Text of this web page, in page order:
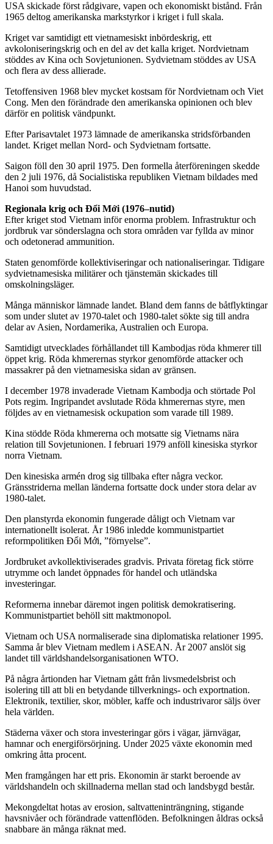
USA skickade först rådgivare, vapen och ekonomiskt bistånd. Från
1965 deltog amerikanska markstyrkor i kriget i full skala.
Kriget var samtidigt ett vietnamesiskt inbördeskrig, ett
avkoloniseringskrig och en del av det kalla kriget. Nordvietnam
stöddes av Kina och Sovjetunionen. Sydvietnam stöddes av USA
och flera av dess allierade.
Tetoffensiven 1968 blev mycket kostsam för Nordvietnam och Viet
Cong. Men den förändrade den amerikanska opinionen och blev
därför en politisk vändpunkt.
Efter Parisavtalet 1973 lämnade de amerikanska stridsförbanden
landet. Kriget mellan Nord- och Sydvietnam fortsatte.
Saigon föll den 30 april 1975. Den formella återföreningen skedde
den 2 juli 1976, då Socialistiska republiken Vietnam bildades med
Hanoi som huvudstad.
Regionala krig och Đổi Mới (1976–nutid)
Efter kriget stod Vietnam inför enorma problem. Infrastruktur och
jordbruk var sönderslagna och stora områden var fyllda av minor
och odetonerad ammunition.
Staten genomförde kollektiviseringar och nationaliseringar. Tidigare
sydvietnamesiska militärer och tjänstemän skickades till
omskolningsläger.
Många människor lämnade landet. Bland dem fanns de båtflyktingar
som under slutet av 1970-talet och 1980-talet sökte sig till andra
delar av Asien, Nordamerika, Australien och Europa.
Samtidigt utvecklades förhållandet till Kambodjas röda khmerer till
öppet krig. Röda khmerernas styrkor genomförde attacker och
massakrer på den vietnamesiska sidan av gränsen.
I december 1978 invaderade Vietnam Kambodja och störtade Pol
Pots regim. Ingripandet avslutade Röda khmerernas styre, men
följdes av en vietnamesisk ockupation som varade till 1989.
Kina stödde Röda khmererna och motsatte sig Vietnams nära
relation till Sovjetunionen. I februari 1979 anföll kinesiska styrkor
norra Vietnam.
Den kinesiska armén drog sig tillbaka efter några veckor.
Gränsstriderna mellan länderna fortsatte dock under stora delar av
1980-talet.
Den planstyrda ekonomin fungerade dåligt och Vietnam var
internationellt isolerat. År 1986 inledde kommunistpartiet
reformpolitiken Đổi Mới, ”förnyelse”.
Jordbruket avkollektiviserades gradvis. Privata företag fick större
utrymme och landet öppnades för handel och utländska
investeringar.
Reformerna innebar däremot ingen politisk demokratisering.
Kommunistpartiet behöll sitt maktmonopol.
Vietnam och USA normaliserade sina diplomatiska relationer 1995.
Samma år blev Vietnam medlem i ASEAN. År 2007 anslöt sig
landet till världshandelsorganisationen WTO.
På några årtionden har Vietnam gått från livsmedelsbrist och
isolering till att bli en betydande tillverknings- och exportnation.
Elektronik, textilier, skor, möbler, kaffe och industrivaror säljs över
hela världen.
Städerna växer och stora investeringar görs i vägar, järnvägar,
hamnar och energiförsörjning. Under 2025 växte ekonomin med
omkring åtta procent.
Men framgången har ett pris. Ekonomin är starkt beroende av
världshandeln och skillnaderna mellan stad och landsbygd består.
Mekongdeltat hotas av erosion, saltvatteninträngning, stigande
havsnivåer och förändrade vattenflöden. Befolkningen åldras också
snabbare än många räknat med.